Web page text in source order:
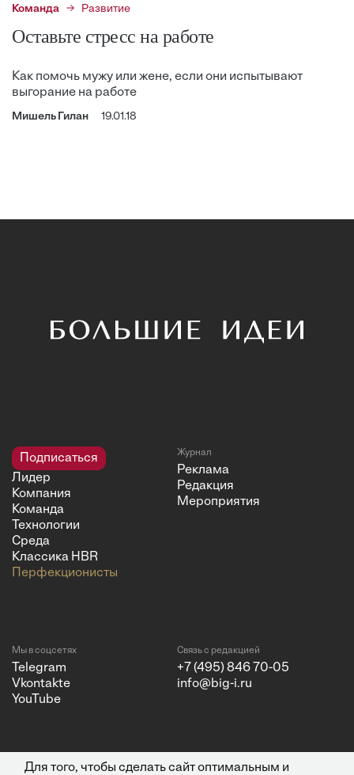
Команда Развитие
Оставьте стресс на работе
Как помочь мужу или жене, если они испытывают
выгорание на работе
Мишель Гилан 19.01.18
Подписаться
Лидер
Компания
Команда
Технологии
Среда
Классика HBR
Перфекционисты
Журнал
Реклама
Редакция
Мероприятия
Мы в соцсетях
Telegram
Vkontakte
YouTube
Связь с редакцией
+7 (495) 846 70-05
info@big-i.ru
Для того, чтобы сделать сайт оптимальным и